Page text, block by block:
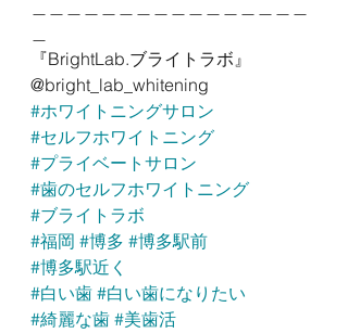
『BrightLab.ブライトラボ』
@bright_lab_whitening
#ホワイトニングサロン
#セルフホワイトニング
#プライベートサロン
#歯のセルフホワイトニング
#ブライトラボ
#福岡 #博多 #博多駅前
#博多駅近く
#白い歯 #白い歯になりたい
#綺麗な歯 #美歯活